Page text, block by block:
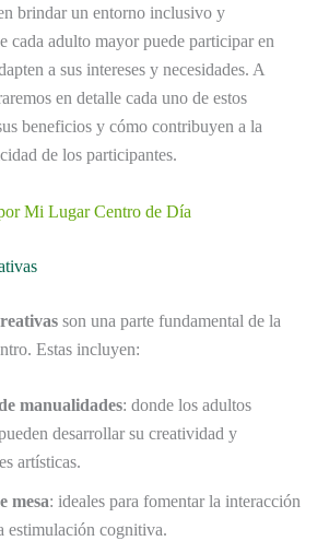
brindar un entorno inclusivo y
cada adulto mayor puede participar en
a sus intereses y necesidades. A
en detalle cada uno de estos
beneficios y cómo contribuyen a la
de los participantes.
Mi Lugar Centro de Día
son una parte fundamental de la
Estas incluyen:
manualidades: donde los adultos
desarrollar su creatividad y
artísticas.
mesa: ideales para fomentar la interacción
estimulación cognitiva.